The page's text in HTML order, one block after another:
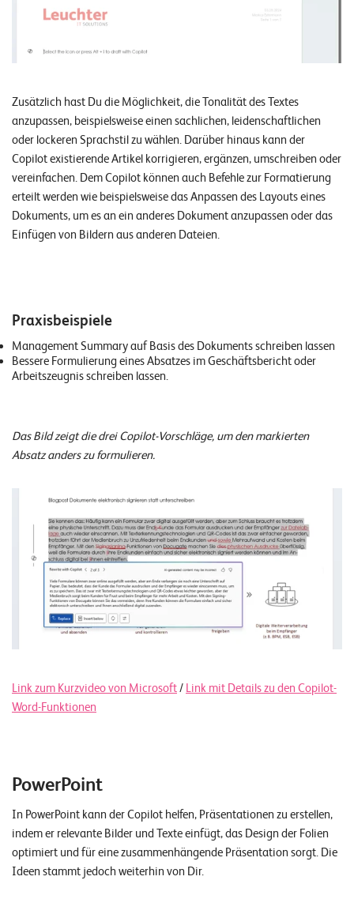
o
n
s
Zusätzlich hast Du die Möglichkeit, die Tonalität des Textes
anzupassen, beispielsweise einen sachlichen, leidenschaftlichen
oder lockeren Sprachstil zu wählen. Darüber hinaus kann der
Copilot existierende Artikel korrigieren, ergänzen, umschreiben oder
vereinfachen. Dem Copilot können auch Befehle zur Formatierung
erteilt werden wie beispielsweise das Anpassen des Layouts eines
Dokuments, um es an ein anderes Dokument anzupassen oder das
Einfügen von Bildern aus anderen Dateien.
Praxisbeispiele
Management Summary auf Basis des Dokuments schreiben lassen
Bessere Formulierung eines Absatzes im Geschäftsbericht oder
Arbeitszeugnis schreiben lassen.
Das Bild zeigt die drei Copilot-Vorschläge, um den markierten
Absatz anders zu formulieren.
Link zum Kurzvideo von Microsoft/ Link mit Details zu den Copilot-
Word-Funktionen
PowerPoint
In PowerPoint kann der Copilot helfen, Präsentationen zu erstellen,
indem er relevante Bilder und Texte einfügt, das Design der Folien
optimiert und für eine zusammenhängende Präsentation sorgt. Die
Ideen stammt jedoch weiterhin von Dir.